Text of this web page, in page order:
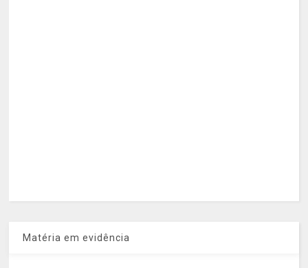
Matéria em evidência